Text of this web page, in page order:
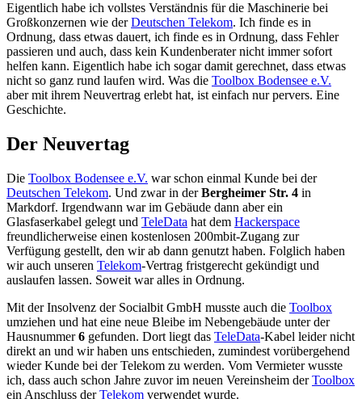
Eigentlich habe ich vollstes Verständnis für die Maschinerie bei
Großkonzernen wie derDeutschen Telekom. Ich finde es in
Ordnung, dass etwas dauert, ich finde es in Ordnung, dass Fehler
passieren und auch, dass kein Kundenberater nicht immer sofort
helfen kann. Eigentlich habe ich sogar damit gerechnet, dass etwas
nicht so ganz rund laufen wird. Was die Toolbox Bodensee e.V.
aber mit ihrem Neuvertrag erlebt hat, ist einfach nur pervers. Eine
Geschichte.
Der Neuvertag
Die Toolbox Bodensee e.V. war schon einmal Kunde bei der
Deutschen Telekom. Und zwar in derBergheimer Str. 4 in
Markdorf. Irgendwann war im Gebäude dann aber ein
Glasfaserkabel gelegt und TeleData hat dem Hackerspace
freundlicherweise einen kostenlosen 200mbit-Zugang zur
Verfügung gestellt, den wir ab dann genutzt haben. Folglich haben
wir auch unseren Telekom-Vertrag fristgerecht gekündigt und
auslaufen lassen. Soweit war alles in Ordnung.
Mit derInsolvenz der Socialbit GmbH musste auch die Toolbox
umziehen und hat eine neue Bleibe im Nebengebäude unter der
Hausnummer6 gefunden. Dort liegt das TeleData-Kabel leider nicht
direkt an und wir haben uns entschieden, zumindest vorübergehend
wieder Kunde bei der Telekom zu werden. Vom Vermieter wusste
ich, dass auch schon Jahre zuvor im neuen Vereinsheim derToolbox
ein Anschluss derTelekom verwendet wurde.